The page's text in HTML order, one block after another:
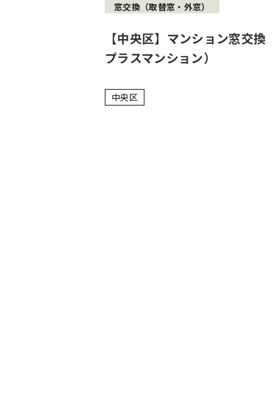
窓交換（取替窓・外窓）
【中央区】マンション窓交換
プラスマンション）
中央区